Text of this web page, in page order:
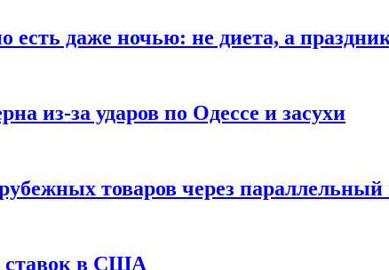
даже ночью: не диета, а
из-за ударов по Одессе и засухи
товаров через
ставок в США